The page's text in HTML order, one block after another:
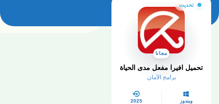
تحديث
مجانا
تحميل افيرا مفعل مدى الحياة
برامج الأمان
ويندوز 2025